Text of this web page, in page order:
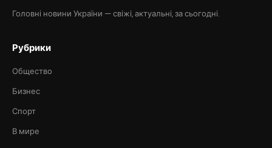
Головні новини України — свіжі, актуальні, за сьогодні.
Рубрики
Общество
Бизнес
Спорт
В мире